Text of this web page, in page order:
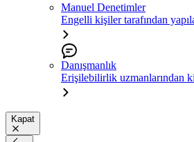
Manuel Denetimler
Engelli kişiler tarafından
Danışmanlık
Erişilebilirlik uzmanlarından
Kapat